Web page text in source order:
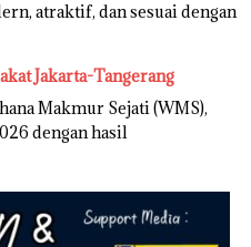
atraktif, dan sesuai dengan
Jakarta-Tangerang
Makmur Sejati (WMS),
dengan hasil